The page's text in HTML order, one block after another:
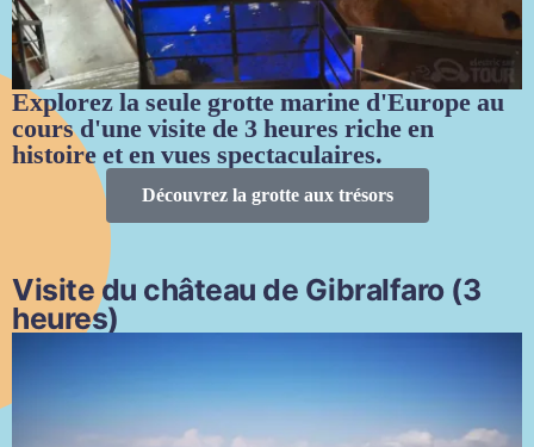
Explorez la seule grotte marine d'Europe au
cours d'une visite de 3 heures riche en
histoire et en vues spectaculaires.
Découvrez la grotte aux trésors
Visite du château de Gibralfaro (3
heures)